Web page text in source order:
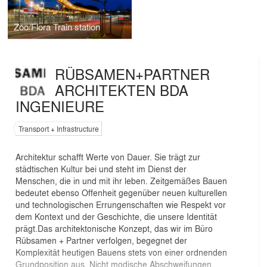
Zoo/Flora Train station
RÜBSAMEN+PARTNER
ARCHITEKTEN BDA
INGENIEURE
Transport + Infrastructure
Architektur schafft Werte von Dauer. Sie trägt zur
städtischen Kultur bei und steht im Dienst der
Menschen, die in und mit ihr leben. Zeitgemäßes Bauen
bedeutet ebenso Offenheit gegenüber neuen kulturellen
und technologischen Errungenschaften wie Respekt vor
dem Kontext und der Geschichte, die unsere Identität
prägt.Das architektonische Konzept, das wir im Büro
Rübsamen + Partner verfolgen, begegnet der
Komplexität heutigen Bauens stets von einer ordnenden
Grundposition aus. Nicht modische Abschweifungen,